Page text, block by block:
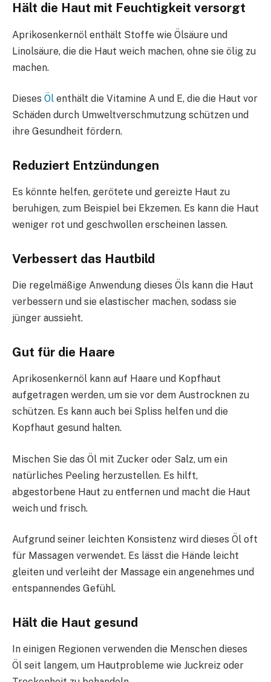
Hält die Haut mit Feuchtigkeit versorgt
Aprikosenkernöl enthält Stoffe wie Ölsäure und
Linolsäure, die die Haut weich machen, ohne sie ölig zu
machen.
Dieses Öl enthält die Vitamine A und E, die die Haut vor
Schäden durch Umweltverschmutzung schützen und
ihre Gesundheit fördern.
Reduziert Entzündungen
Es könnte helfen, gerötete und gereizte Haut zu
beruhigen, zum Beispiel bei Ekzemen. Es kann die Haut
weniger rot und geschwollen erscheinen lassen.
Verbessert das Hautbild
Die regelmäßige Anwendung dieses Öls kann die Haut
verbessern und sie elastischer machen, sodass sie
jünger aussieht.
Gut für die Haare
Aprikosenkernöl kann auf Haare und Kopfhaut
aufgetragen werden, um sie vor dem Austrocknen zu
schützen. Es kann auch bei Spliss helfen und die
Kopfhaut gesund halten.
Mischen Sie das Öl mit Zucker oder Salz, um ein
natürliches Peeling herzustellen. Es hilft,
abgestorbene Haut zu entfernen und macht die Haut
weich und frisch.
Aufgrund seiner leichten Konsistenz wird dieses Öl oft
für Massagen verwendet. Es lässt die Hände leicht
gleiten und verleiht der Massage ein angenehmes und
entspannendes Gefühl.
Hält die Haut gesund
In einigen Regionen verwenden die Menschen dieses
Öl seit langem, um Hautprobleme wie Juckreiz oder